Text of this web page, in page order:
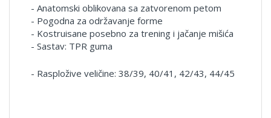
- Anatomski oblikovana sa zatvorenom petom
- Pogodna za održavanje forme
- Kostruisane posebno za trening i jačanje mišića
- Sastav: TPR guma
- Raspložive veličine: 38/39, 40/41, 42/43, 44/45